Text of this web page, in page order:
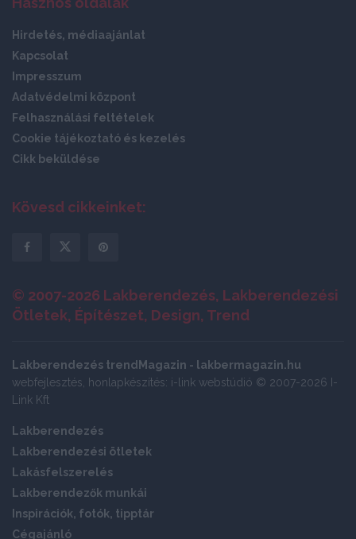
Hirdetés, médiaajánlat
Kapcsolat
Impresszum
Adatvédelmi központ
Felhasználási feltételek
Cookie tájékoztató és kezelés
Cikk beküldése
Kövesd cikkeinket:
© 2007-2026 Lakberendezés, Lakberendezési
Ötletek, Építészet, Design, Trend
Lakberendezés trendMagazin - lakbermagazin.hu
webfejlesztés, honlapkészítés: i-link webstúdió © 2007-2026 I-
Link Kft
Lakberendezés
Lakberendezési ötletek
Lakásfelszerelés
Lakberendezők munkái
Inspirációk, fotók, tipptár
Cégajánló